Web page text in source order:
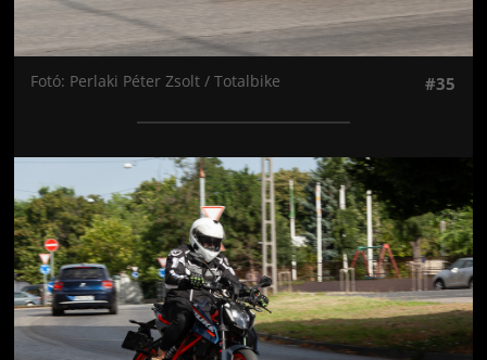
Fotó: Perlaki Péter Zsolt / Totalbike #35
Jön még kép!